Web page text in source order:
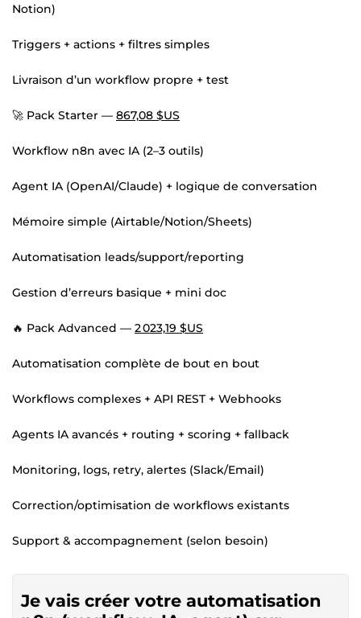
Notion)
Triggers + actions + filtres simples
Livraison d’un workflow propre + test
🚀 Pack Starter — 867,08 $US
Workflow n8n avec IA (2–3 outils)
Agent IA (OpenAI/Claude) + logique de conversation
Mémoire simple (Airtable/Notion/Sheets)
Automatisation leads/support/reporting
Gestion d’erreurs basique + mini doc
🔥 Pack Advanced — 2 023,19 $US
Automatisation complète de bout en bout
Workflows complexes + API REST + Webhooks
Agents IA avancés + routing + scoring + fallback
Monitoring, logs, retry, alertes (Slack/Email)
Correction/optimisation de workflows existants
Support & accompagnement (selon besoin)
Je vais créer votre automatisation